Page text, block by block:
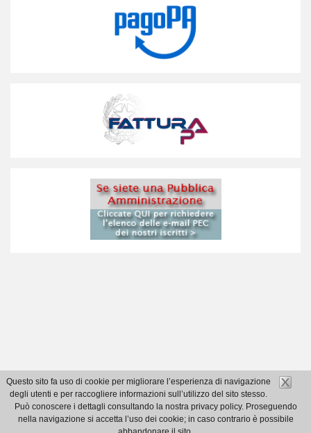
Questo sito fa uso di cookie per migliorare l’esperienza di navigazione
degli utenti e per raccogliere informazioni sull’utilizzo del sito stesso.
Può conoscere i dettagli consultando la nostra privacy policy. Proseguendo
nella navigazione si accetta l’uso dei cookie; in caso contrario è possibile